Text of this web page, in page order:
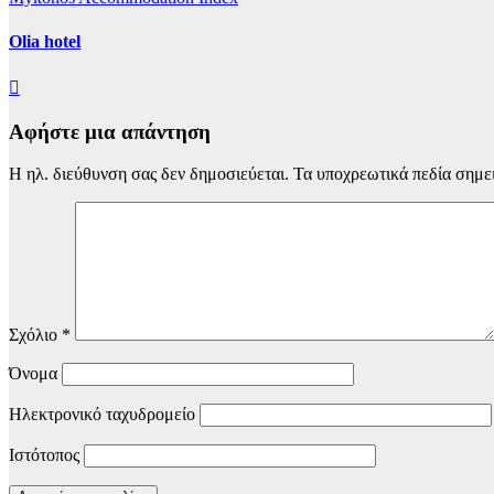
Olia hotel
Αφήστε μια απάντηση
Η ηλ. διεύθυνση σας δεν δημοσιεύεται. Τα υποχρεωτικά πεδία
Σχόλιο *
Όνομα
Ηλεκτρονικό ταχυδρομείο
Ιστότοπος